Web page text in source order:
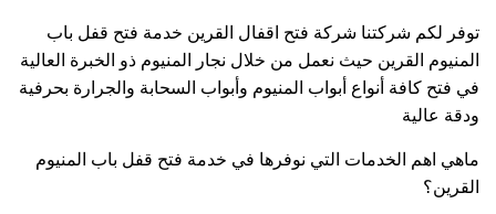
توفر لكم شركتنا شركة فتح اقفال القرين خدمة فتح قفل باب
المنيوم القرين حيث نعمل من خلال نجار المنيوم ذو الخبرة العالية
في فتح كافة أنواع أبواب المنيوم وأبواب السحابة والجرارة بحرفية
ودقة عالية
ماهي اهم الخدمات التي نوفرها في خدمة فتح قفل باب المنيوم
القرين؟